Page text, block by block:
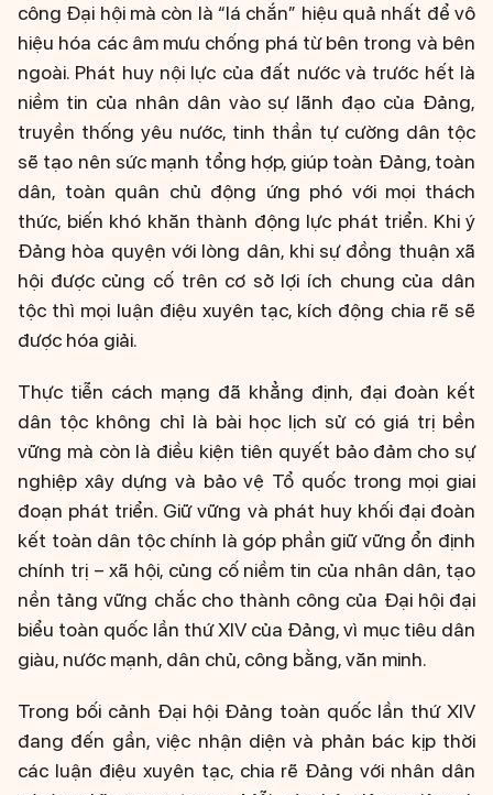
công Đại hội mà còn là “lá chắn” hiệu quả nhất để vô
hiệu hóa các âm mưu chống phá từ bên trong và bên
ngoài. Phát huy nội lực của đất nước và trước hết là
niềm tin của nhân dân vào sự lãnh đạo của Đảng,
truyền thống yêu nước, tinh thần tự cường dân tộc
sẽ tạo nên sức mạnh tổng hợp, giúp toàn Đảng, toàn
dân, toàn quân chủ động ứng phó với mọi thách
thức, biến khó khăn thành động lực phát triển. Khi ý
Đảng hòa quyện với lòng dân, khi sự đồng thuận xã
hội được củng cố trên cơ sở lợi ích chung của dân
tộc thì mọi luận điệu xuyên tạc, kích động chia rẽ sẽ
được hóa giải.
Thực tiễn cách mạng đã khẳng định, đại đoàn kết
dân tộc không chỉ là bài học lịch sử có giá trị bền
vững mà còn là điều kiện tiên quyết bảo đảm cho sự
nghiệp xây dựng và bảo vệ Tổ quốc trong mọi giai
đoạn phát triển. Giữ vững và phát huy khối đại đoàn
kết toàn dân tộc chính là góp phần giữ vững ổn định
chính trị – xã hội, củng cố niềm tin của nhân dân, tạo
nền tảng vững chắc cho thành công của Đại hội đại
biểu toàn quốc lần thứ XIV của Đảng, vì mục tiêu dân
giàu, nước mạnh, dân chủ, công bằng, văn minh.
Trong bối cảnh Đại hội Đảng toàn quốc lần thứ XIV
đang đến gần, việc nhận diện và phản bác kịp thời
các luận điệu xuyên tạc, chia rẽ Đảng với nhân dân